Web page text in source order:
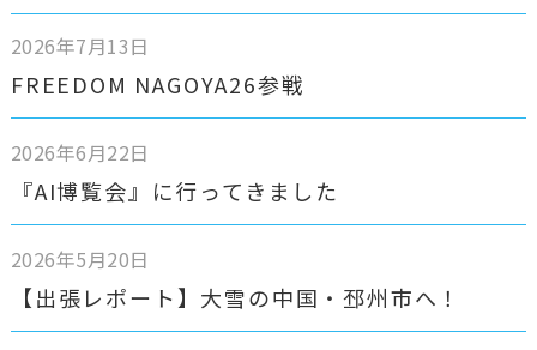
FREEDOM NAGOYA26参戦
2026年7月13日
『AI博覧会』に行ってきました
2026年6月22日
【出張レポート】大雪の中国・邳州市へ！
2026年5月20日